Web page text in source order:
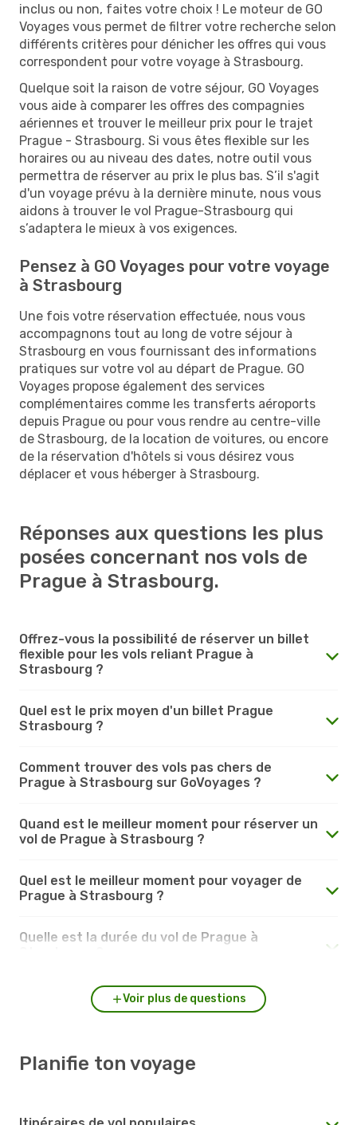
inclus ou non, faites votre choix ! Le moteur de GO
Voyages vous permet de filtrer votre recherche selon
différents critères pour dénicher les offres qui vous
correspondent pour votre voyage à Strasbourg.
Quelque soit la raison de votre séjour, GO Voyages
vous aide à comparer les offres des compagnies
aériennes et trouver le meilleur prix pour le trajet
Prague - Strasbourg. Si vous êtes flexible sur les
horaires ou au niveau des dates, notre outil vous
permettra de réserver au prix le plus bas. S’il s'agit
d'un voyage prévu à la dernière minute, nous vous
aidons à trouver le vol Prague-Strasbourg qui
s’adaptera le mieux à vos exigences.
Pensez à GO Voyages pour votre voyage
à Strasbourg
Une fois votre réservation effectuée, nous vous
accompagnons tout au long de votre séjour à
Strasbourg en vous fournissant des informations
pratiques sur votre vol au départ de Prague. GO
Voyages propose également des services
complémentaires comme les transferts aéroports
depuis Prague ou pour vous rendre au centre-ville
de Strasbourg, de la location de voitures, ou encore
de la réservation d'hôtels si vous désirez vous
déplacer et vous héberger à Strasbourg.
Réponses aux questions les plus
posées concernant nos vols de
Prague à Strasbourg.
Offrez-vous la possibilité de réserver un billet
flexible pour les vols reliant Prague à
Strasbourg ?
Quel est le prix moyen d'un billet Prague
Strasbourg ?
Comment trouver des vols pas chers de
Prague à Strasbourg sur GoVoyages ?
Quand est le meilleur moment pour réserver un
vol de Prague à Strasbourg ?
Quel est le meilleur moment pour voyager de
Prague à Strasbourg ?
Quelle est la durée du vol de Prague à
Voir plus de questions
Planifie ton voyage